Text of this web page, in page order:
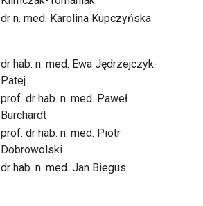
dr n. med. Karolina Kupczyńska
dr hab. n. med. Ewa Jędrzejczyk-
Patej
prof. dr hab. n. med. Paweł
Burchardt
prof. dr hab. n. med. Piotr
Dobrowolski
dr hab. n. med. Jan Biegus